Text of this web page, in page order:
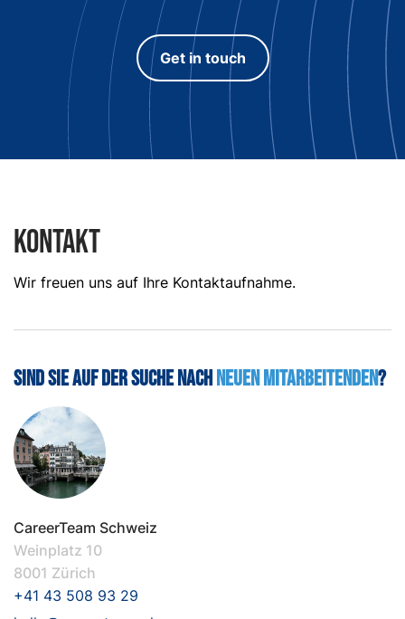
Get in touch
KONTAKT
Wir freuen uns auf Ihre Kontaktaufnahme.
Sind Sie auf der Suche nachneuen Mitarbeitenden?
CareerTeam Schweiz
Weinplatz 10
8001 Zürich
+41 43 508 93 29